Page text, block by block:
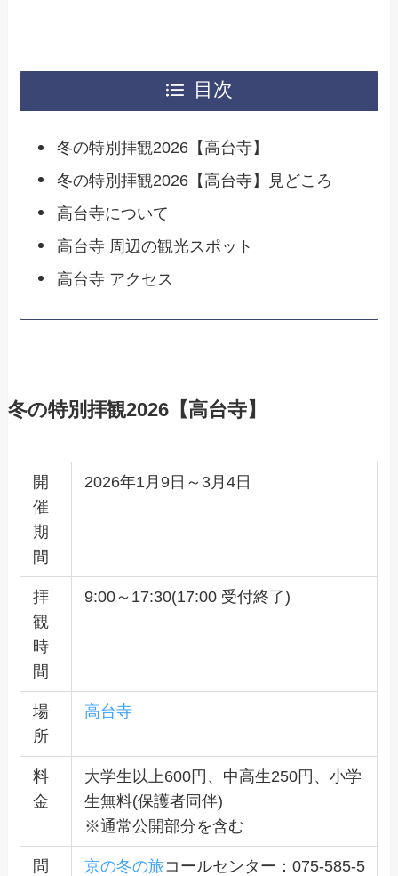
目次
冬の特別拝観2026【高台寺】
冬の特別拝観2026【高台寺】見どころ
高台寺について
高台寺 周辺の観光スポット
高台寺 アクセス
冬の特別拝観2026【高台寺】
開
催
期
間
2026年1月9日～3月4日
拝
観
時
間
9:00～17:30(17:00 受付終了)
場
所
高台寺
料
金
大学生以上600円、中高生250円、小学
生無料(保護者同伴)
※通常公開部分を含む
問 京の冬の旅コールセンター：075-585-5